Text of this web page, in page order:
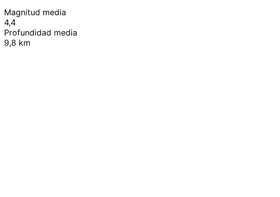
Magnitud media
4,4
Profundidad media
9,8 km